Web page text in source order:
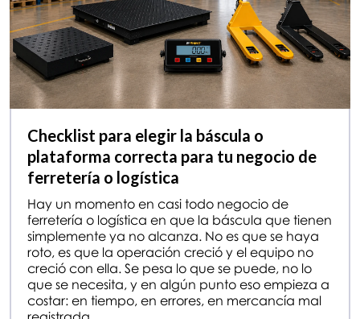
Checklist para elegir la báscula o
plataforma correcta para tu negocio de
ferretería o logística
Hay un momento en casi todo negocio de
ferretería o logística en que la báscula que tienen
simplemente ya no alcanza. No es que se haya
roto, es que la operación creció y el equipo no
creció con ella. Se pesa lo que se puede, no lo
que se necesita, y en algún punto eso empieza a
costar: en tiempo, en errores, en mercancía mal